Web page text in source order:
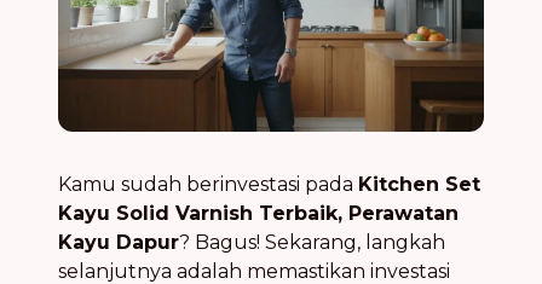
Kamu sudah berinvestasi pada Kitchen Set
Kayu Solid Varnish Terbaik, Perawatan
Kayu Dapur? Bagus! Sekarang, langkah
selanjutnya adalah memastikan investasi